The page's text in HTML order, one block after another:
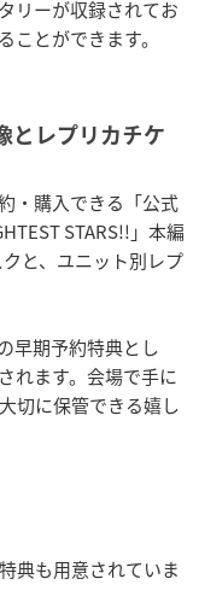
リーが収録されてお
ことができます。
とレプリカチケ
・購入できる「公式
STARS!!」本編
と、ユニット別レプ
早期予約特典とし
れます。会場で手に
切に保管できる嬉し
典も用意されていま